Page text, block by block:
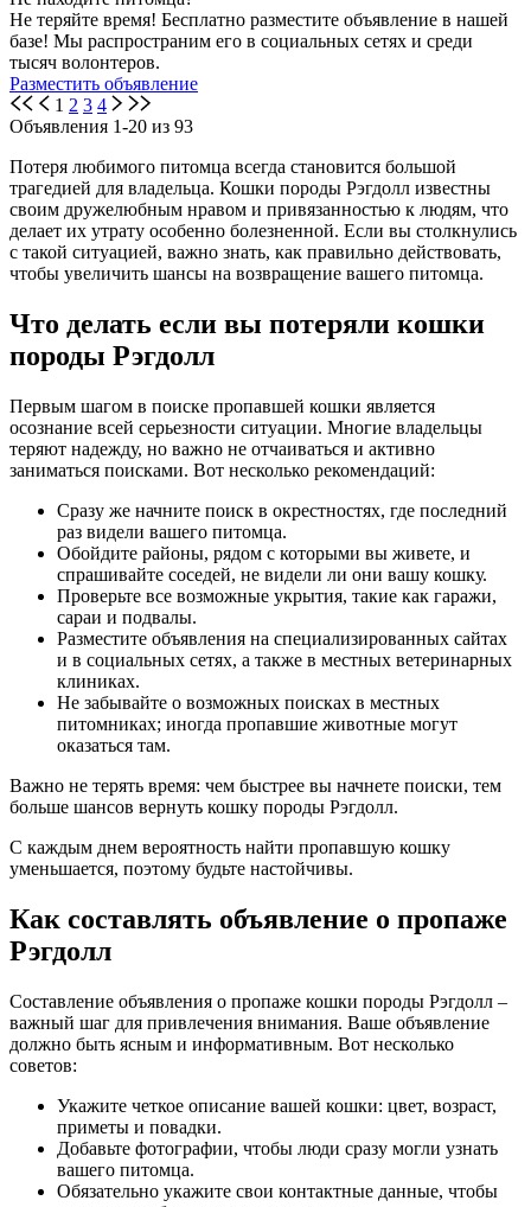
Не теряйте время! Бесплатно разместите объявление в нашей
базе! Мы распространим его в социальных сетях и среди
тысяч волонтеров.
Разместить объявление
1 2 3 4
Объявления 1-20 из 93
Потеря любимого питомца всегда становится большой
трагедией для владельца. Кошки породы Рэгдолл известны
своим дружелюбным нравом и привязанностью к людям, что
делает их утрату особенно болезненной. Если вы столкнулись
с такой ситуацией, важно знать, как правильно действовать,
чтобы увеличить шансы на возвращение вашего питомца.
Что делать если вы потеряли кошки
породы Рэгдолл
Первым шагом в поиске пропавшей кошки является
осознание всей серьезности ситуации. Многие владельцы
теряют надежду, но важно не отчаиваться и активно
заниматься поисками. Вот несколько рекомендаций:
Сразу же начните поиск в окрестностях, где последний
раз видели вашего питомца.
Обойдите районы, рядом с которыми вы живете, и
спрашивайте соседей, не видели ли они вашу кошку.
Проверьте все возможные укрытия, такие как гаражи,
сараи и подвалы.
Разместите объявления на специализированных сайтах
и в социальных сетях, а также в местных ветеринарных
клиниках.
Не забывайте о возможных поисках в местных
питомниках; иногда пропавшие животные могут
оказаться там.
Важно не терять время: чем быстрее вы начнете поиски, тем
больше шансов вернуть кошку породы Рэгдолл.
С каждым днем вероятность найти пропавшую кошку
уменьшается, поэтому будьте настойчивы.
Как составлять объявление о пропаже
Рэгдолл
Составление объявления о пропаже кошки породы Рэгдолл –
важный шаг для привлечения внимания. Ваше объявление
должно быть ясным и информативным. Вот несколько
советов:
Укажите четкое описание вашей кошки: цвет, возраст,
приметы и повадки.
Добавьте фотографии, чтобы люди сразу могли узнать
вашего питомца.
Обязательно укажите свои контактные данные, чтобы